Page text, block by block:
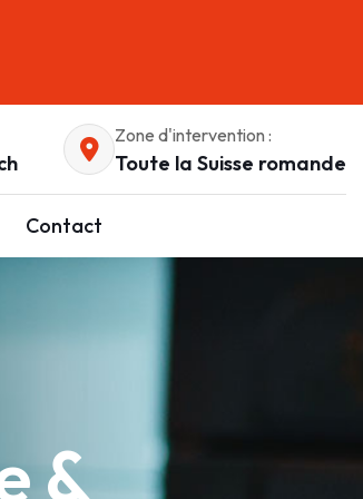
Zone d'intervention :
Toute la Suisse romande
Contact
&